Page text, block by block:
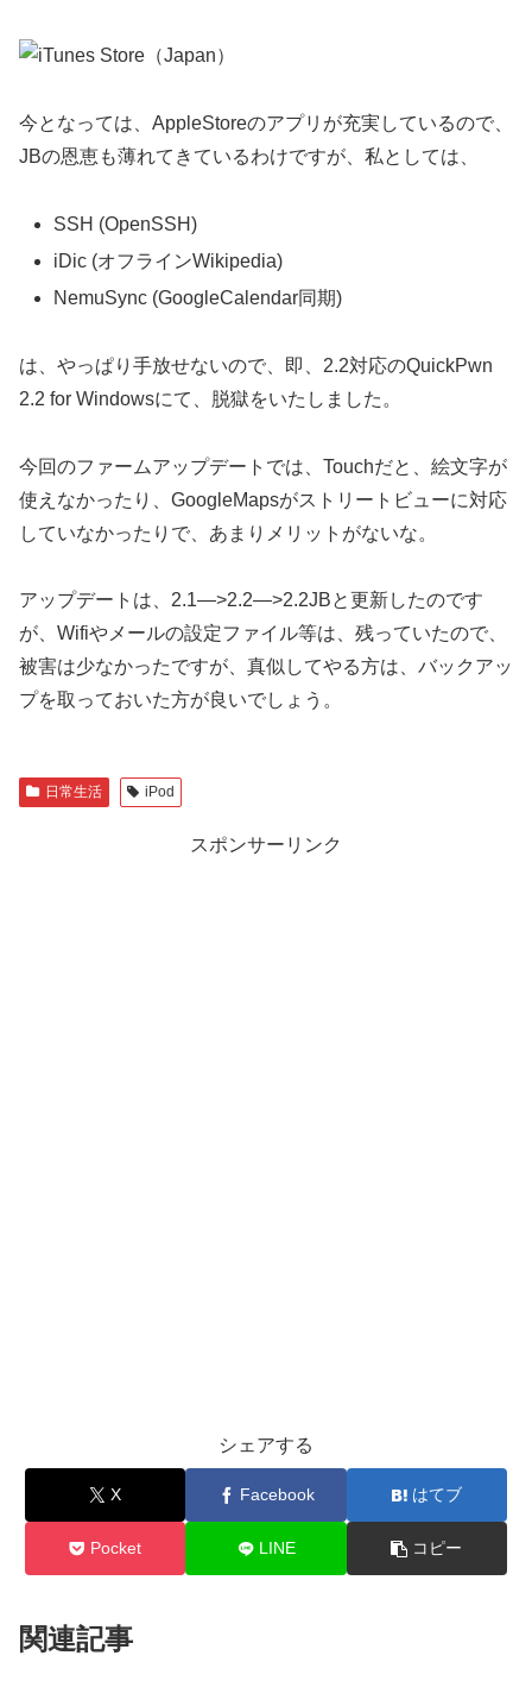
今となっては、AppleStoreのアプリが充実しているので、
JBの恩恵も薄れてきているわけですが、私としては、
SSH (OpenSSH)
iDic (オフラインWikipedia)
NemuSync (GoogleCalendar同期)
は、やっぱり手放せないので、即、2.2対応のQuickPwn
2.2 for Windowsにて、脱獄をいたしました。
今回のファームアップデートでは、Touchだと、絵文字が
使えなかったり、GoogleMapsがストリートビューに対応
していなかったりで、あまりメリットがないな。
アップデートは、2.1—>2.2—>2.2JBと更新したのです
が、Wifiやメールの設定ファイル等は、残っていたので、
被害は少なかったですが、真似してやる方は、バックアッ
プを取っておいた方が良いでしょう。
日常生活 iPod
スポンサーリンク
シェアする
X Facebook はてブ
Pocket LINE コピー
関連記事